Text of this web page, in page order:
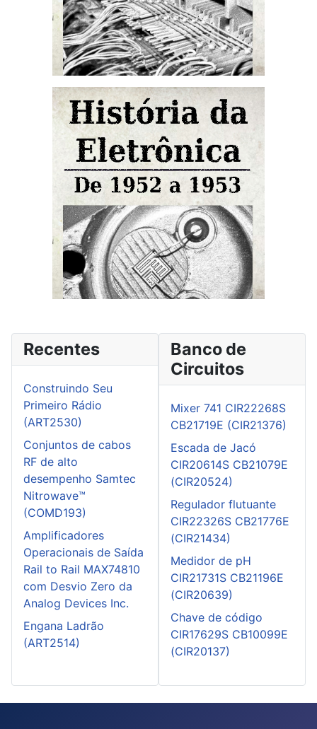
Recentes
Construindo Seu
Primeiro Rádio
(ART2530)
Conjuntos de cabos
RF de alto
desempenho Samtec
Nitrowave™
(COMD193)
Amplificadores
Operacionais de Saída
Rail to Rail MAX74810
com Desvio Zero da
Analog Devices Inc.
Engana Ladrão
(ART2514)
Banco de
Circuitos
Mixer 741 CIR22268S
CB21719E (CIR21376)
Escada de Jacó
CIR20614S CB21079E
(CIR20524)
Regulador flutuante
CIR22326S CB21776E
(CIR21434)
Medidor de pH
CIR21731S CB21196E
(CIR20639)
Chave de código
CIR17629S CB10099E
(CIR20137)